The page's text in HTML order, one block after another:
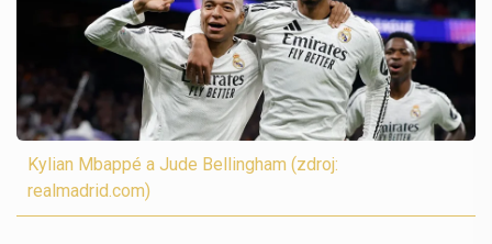
Kylian Mbappé a Jude Bellingham (zdroj:
realmadrid.com)